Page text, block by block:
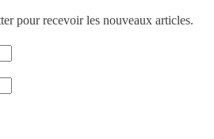
pour recevoir les nouveaux articles.